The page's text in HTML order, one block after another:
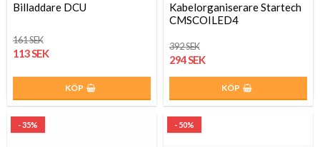
Billaddare DCU
161 SEK
113 SEK
KÖP
Kabelorganiserare Startech
CMSCOILED4
392 SEK
294 SEK
KÖP
- 35% - 50%